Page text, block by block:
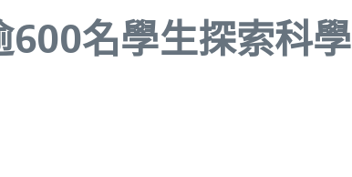
600名學生探索科學